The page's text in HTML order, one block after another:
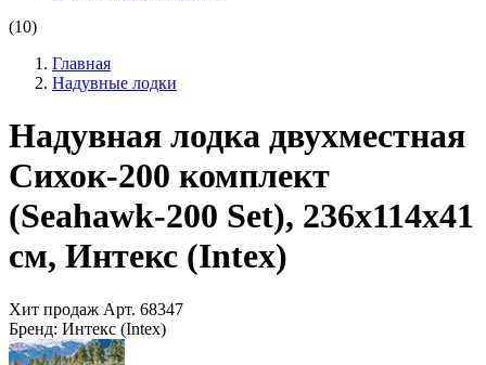
(10)
Главная
Надувные лодки
Надувная лодка двухместная
Сихок-200 комплект
(Seahawk-200 Set), 236х114x41
см, Интекс (Intex)
Хит продаж Арт. 68347
Бренд: Интекс (Intex)